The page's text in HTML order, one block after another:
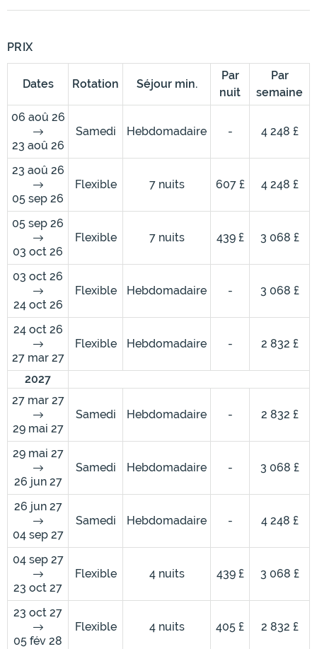
PRIX
Dates Rotation Séjour min.
Par
nuit
Par
semaine
06 aoû 26
23 aoû 26
Samedi Hebdomadaire - 4 248 £
23 aoû 26
05 sep 26
Flexible 7 nuits 607 £ 4 248 £
05 sep 26
03 oct 26
Flexible 7 nuits 439 £ 3 068 £
03 oct 26
24 oct 26
Flexible Hebdomadaire - 3 068 £
24 oct 26
27 mar 27
Flexible Hebdomadaire - 2 832 £
2027
27 mar 27
29 mai 27
Samedi Hebdomadaire - 2 832 £
29 mai 27
26 jun 27
Samedi Hebdomadaire - 3 068 £
26 jun 27
04 sep 27
Samedi Hebdomadaire - 4 248 £
04 sep 27
23 oct 27
Flexible 4 nuits 439 £ 3 068 £
23 oct 27
05 fév 28
Flexible 4 nuits 405 £ 2 832 £